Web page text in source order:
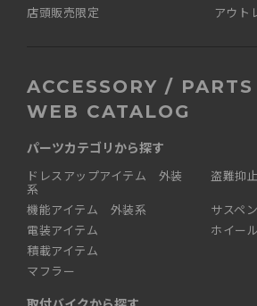
店頭販売限定
アウト
ACCESSORY / PARTS
WEB CATALOG
パーツカテゴリから探す
ドレスアップアイテム 外装
系
機能アイテム 外装系
電装アイテム
積載アイテム
マフラー
盗難抑止
サスペ
ホイール